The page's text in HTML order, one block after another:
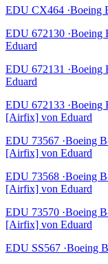
EDU CX464 ·Boeing
EDU 672130 ·Boeing
Eduard
EDU 672131 ·Boeing
Eduard
EDU 672133 ·Boeing
[Airfix] von Eduard
EDU 73567 ·Boeing
[Airfix] von Eduard
EDU 73568 ·Boeing
[Airfix] von Eduard
EDU 73570 ·Boeing
[Airfix] von Eduard
EDU SS567 ·Boeing